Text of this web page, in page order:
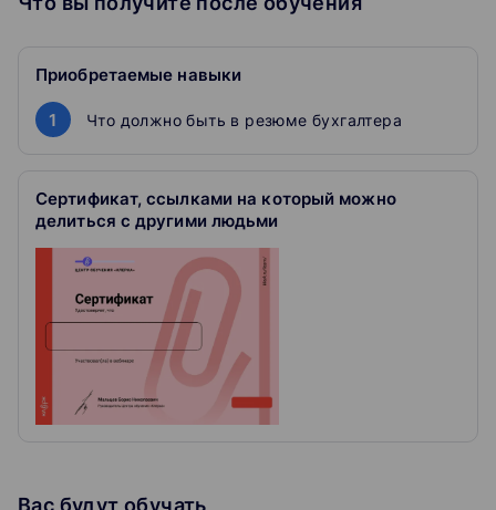
✔️Что должно быть в резюме бухгалтера.
✔️Разберем 3 ошибки при составлении резюме.
письма, чтобы вас пригласили на собеседование.
Как проходит обучение
Смотрите выступление
Эксперт на примерах разбирает темы.
Задаете вопросы
Прямо в чате во время вебинара.
Скачиваете сертификат
Приобретаемые навыки
1 Что должно быть в резюме бухгалтера
Сертификат, ссылками на который можно
делиться с другими людьми
Вас будут обучать